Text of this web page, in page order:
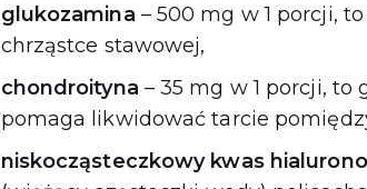
glukozamina – 500 mg w 1 porcji,
chrząstce stawowej,
chondroityna – 35 mg w 1 porcji,
pomaga likwidować tarcie
niskocząsteczkowy kwas